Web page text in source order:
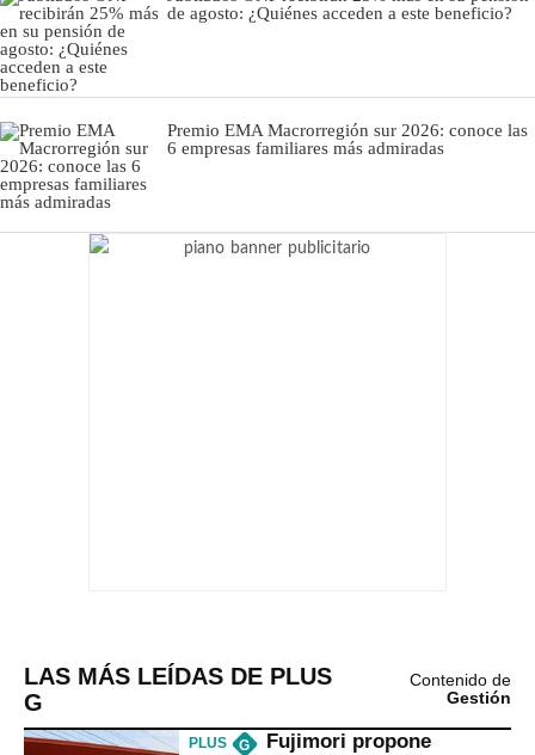
de agosto: ¿Quiénes acceden a este beneficio?
Premio EMA Macrorregión sur 2026: conoce las
6 empresas familiares más admiradas
LAS MÁS LEÍDAS DE PLUS
G
Contenido de
Gestión
PLUS G
Fujimori propone